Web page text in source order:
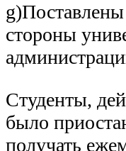
стороны
Студенты,
было
получать